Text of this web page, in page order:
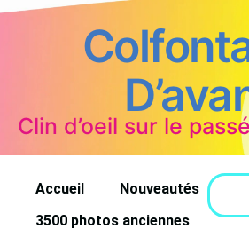
Clin d’oeil sur le
Accueil
Nouveautés
3500 photos anciennes